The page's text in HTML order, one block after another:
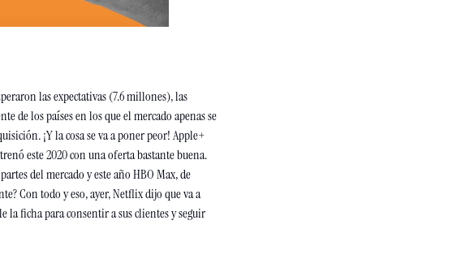
las expectativas (7.6 millones), las
de los países en los que el mercado apenas se
¡Y la cosa se va a poner peor! Apple+
este 2020 con una oferta bastante buena.
del mercado y este año HBO Max, de
Con todo y eso, ayer, Netflix dijo que va a
ficha para consentir a sus clientes y seguir